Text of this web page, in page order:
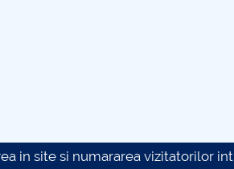
in site si numararea vizitatorilor